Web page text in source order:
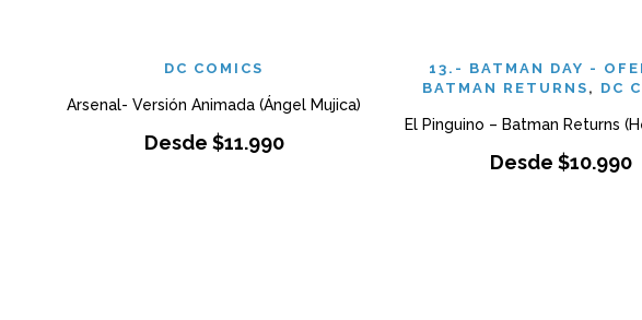
DC COMICS
Arsenal- Versión Animada (Ángel Mujica)
Desde $11.990
13.- BATMAN DAY -
BATMAN RETURNS , DC
El Pinguino – Batman Returns
Desde$10.990